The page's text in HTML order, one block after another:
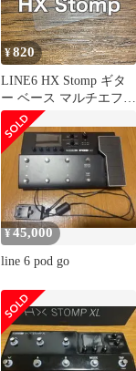
¥820
LINE6 HX Stomp ギタ
ー ベース マルチエフェ
クター 保護フィルム
¥45,000
line 6 pod go